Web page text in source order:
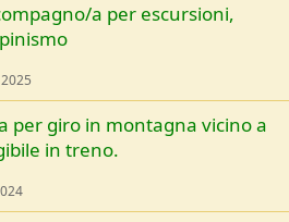
a per escursioni,
per giro in montagna vicino a
in treno.